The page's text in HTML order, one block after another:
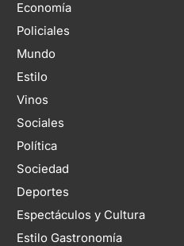
Economía
Policiales
Mundo
Estilo
Vinos
Sociales
Política
Sociedad
Deportes
Espectáculos y Cultura
Estilo Gastronomía